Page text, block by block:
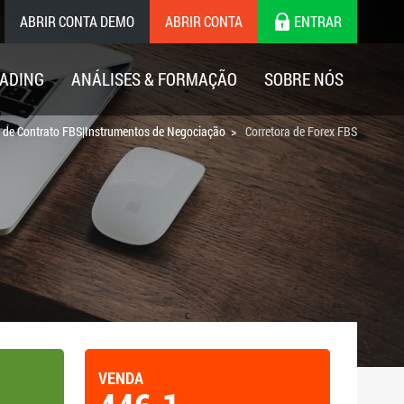
ABRIR CONTA DEMO ABRIR CONTA ENTRAR
ANÁLISES & FORMAÇÃO SOBRE NÓS
Contrato FBS|Instrumentos de Negociação Corretora de Forex FBS
VENDA